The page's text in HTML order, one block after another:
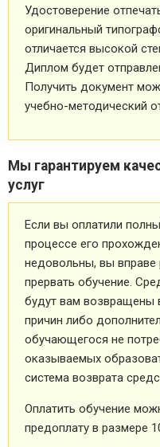
Удостоверение
оригинальный
отличается высокой
Диплом будет
Получить документ
учебно-методический
Мы гарантируем
услуг
Если вы оплатили
процессе его
недовольны, вы вправе
прервать обучение.
будут вам возвращены
причин либо
обучающегося не
оказываемых
система возврата
Оплатить обучение
предоплату в размере